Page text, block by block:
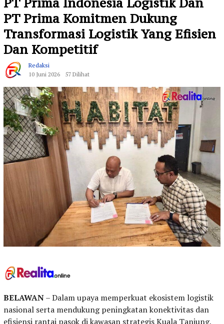
PT Prima Indonesia Logistik Dan
PT Prima Komitmen Dukung
Transformasi Logistik Yang Efisien
Dan Kompetitif
Redaksi
10 Juni 2026
57 Dilihat
BELAWAN– Dalam upaya memperkuat ekosistem logistik
nasional serta mendukung peningkatan konektivitas dan
efisiensi rantai pasok di kawasan strategis Kuala Tanjung,